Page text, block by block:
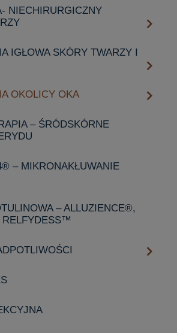
NIECHIRURGICZNY
IGŁOWA SKÓRY TWARZY I
OKOLICY OKA
– ŚRÓDSKÓRNE
– MIKRONAKŁUWANIE
– ALLUZIENCE®,